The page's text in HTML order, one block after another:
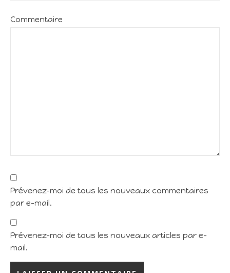
Commentaire
Prévenez-moi de tous les nouveaux commentaires
par e-mail.
Prévenez-moi de tous les nouveaux articles par e-
mail.